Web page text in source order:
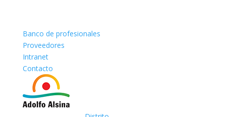
Banco de profesionales
Proveedores
Intranet
Contacto